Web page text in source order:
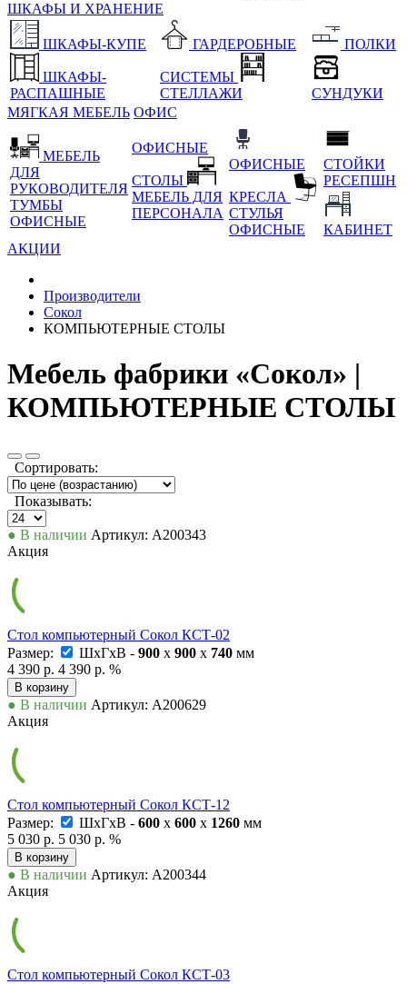
ШКАФЫ И ХРАНЕНИЕ
ШКАФЫ-КУПЕ
ШКАФЫ-
РАСПАШНЫЕ
ГАРДЕРОБНЫЕ
СИСТЕМЫ
СТЕЛЛАЖИ
ПОЛКИ
СУНДУКИ
МЯГКАЯ МЕБЕЛЬ ОФИС
МЕБЕЛЬ
ДЛЯ
РУКОВОДИТЕЛЯ
ТУМБЫ
ОФИСНЫЕ
ОФИСНЫЕ
СТОЛЫ
МЕБЕЛЬ ДЛЯ
ПЕРСОНАЛА
ОФИСНЫЕ
КРЕСЛА
СТУЛЬЯ
ОФИСНЫЕ
СТОЙКИ
РЕСЕПШН
КАБИНЕТ
АКЦИИ
Производители
Сокол
КОМПЬЮТЕРНЫЕ СТОЛЫ
Мебель фабрики «Сокол» |
КОМПЬЮТЕРНЫЕ СТОЛЫ
Сортировать:
Показывать:
● В наличии Артикул: А200343
Акция
Стол компьютерный Сокол КСТ-02
Размер:
ШxГxВ - 900 x 900 x 740 мм
4 390 р. 4 390 р. %
В корзину
● В наличии Артикул: А200629
Акция
Стол компьютерный Сокол КСТ-12
Размер:
ШxГxВ - 600 x 600 x 1260 мм
5 030 р. 5 030 р. %
В корзину
● В наличии Артикул: А200344
Акция
Стол компьютерный Сокол КСТ-03